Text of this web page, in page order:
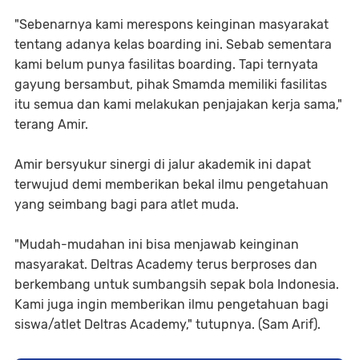
"Sebenarnya kami merespons keinginan masyarakat
tentang adanya kelas boarding ini. Sebab sementara
kami belum punya fasilitas boarding. Tapi ternyata
gayung bersambut, pihak Smamda memiliki fasilitas
itu semua dan kami melakukan penjajakan kerja sama,"
terang Amir.
Amir bersyukur sinergi di jalur akademik ini dapat
terwujud demi memberikan bekal ilmu pengetahuan
yang seimbang bagi para atlet muda.
"Mudah-mudahan ini bisa menjawab keinginan
masyarakat. Deltras Academy terus berproses dan
berkembang untuk sumbangsih sepak bola Indonesia.
Kami juga ingin memberikan ilmu pengetahuan bagi
siswa/atlet Deltras Academy," tutupnya. (Sam Arif).